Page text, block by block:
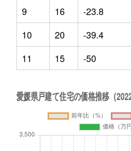
9
16 -23.8
10
20 -39.4
11
15 -50